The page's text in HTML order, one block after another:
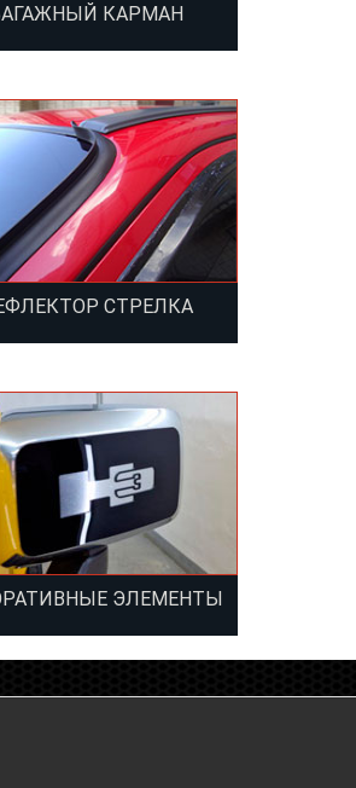
КАРМАН
СТРЕЛКА
ЭЛЕМЕНТЫ